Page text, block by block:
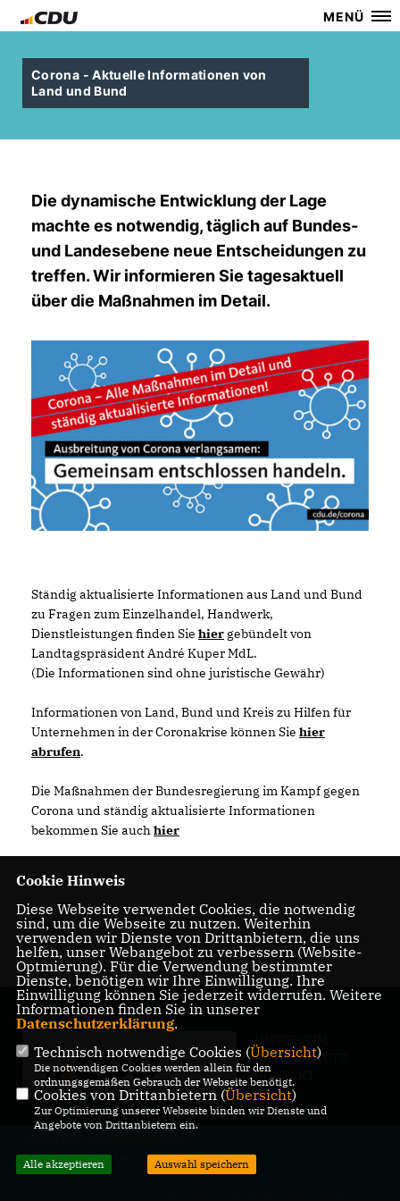
MENÜ
Corona - Aktuelle Informationen von
Land und Bund
Die dynamische Entwicklung der Lage
machte es notwendig, täglich auf Bundes-
und Landesebene neue Entscheidungen zu
treffen. Wir informieren Sie tagesaktuell
über die Maßnahmen im Detail.
Ständig aktualisierte Informationen aus Land und Bund
zu Fragen zum Einzelhandel, Handwerk,
Dienstleistungen finden Sie hier gebündelt von
Landtagspräsident André Kuper MdL.
(Die Informationen sind ohne juristische Gewähr)
Informationen von Land, Bund und Kreis zu Hilfen für
Unternehmen in der Coronakrise können Sie hier
abrufen.
Die Maßnahmen der Bundesregierung im Kampf gegen
Corona und ständig aktualisierte Informationen
bekommen Sie auchhier
26.03.2020, 11:41 Uhr
DATENSCHUTZ
KONTAKT
Alle Rechte vorbehalten.
Cookie Hinweis
Diese Webseite verwendet Cookies, die notwendig
sind, um die Webseite zu nutzen. Weiterhin
verwenden wir Dienste von Drittanbietern, die uns
helfen, unser Webangebot zu verbessern (Website-
Optmierung). Für die Verwendung bestimmter
Dienste, benötigen wir Ihre Einwilligung. Ihre
Einwilligung können Sie jederzeit widerrufen. Weitere
Informationen finden Sie in unserer
Datenschutzerklärung.
Technisch notwendige Cookies (Übersicht)
Die notwendigen Cookies werden allein für den
ordnungsgemäßen Gebrauch der Webseite benötigt.
Cookies von Drittanbietern (Übersicht)
Zur Optimierung unserer Webseite binden wir Dienste und
Angebote von Drittanbietern ein.
Alle akzeptieren Auswahl speichern